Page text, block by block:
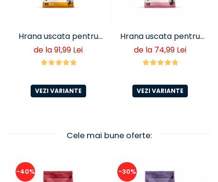
Hrana uscata pentru
caini adulti talie mica
Euro Premium cu miel si
de la 91,99 Lei
VEZI VARIANTE
Hrana uscata pentru
catei Euro Premium
Junior cu miel si orez –
de la 74,99 Lei
VEZI VARIANTE
Cele mai bune oferte:
-40% -30%